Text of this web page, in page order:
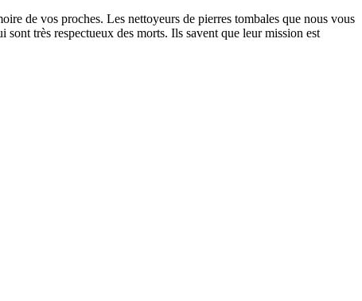
de vos proches. Les nettoyeurs de pierres tombales que nous vous
très respectueux des morts. Ils savent que leur mission est